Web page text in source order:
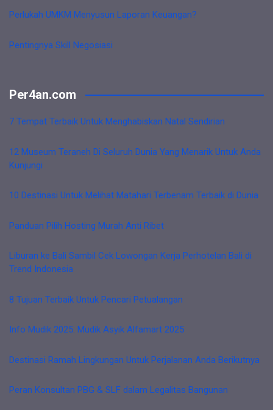
Perlukah UMKM Menyusun Laporan Keuangan?
Pentingnya Skill Negosiasi
Per4an.com
7 Tempat Terbaik Untuk Menghabiskan Natal Sendirian
12 Museum Teraneh Di Seluruh Dunia Yang Menarik Untuk Anda
Kunjungi
10 Destinasi Untuk Melihat Matahari Terbenam Terbaik di Dunia
Panduan Pilih Hosting Murah Anti Ribet
Liburan ke Bali Sambil Cek Lowongan Kerja Perhotelan Bali di
Trend Indonesia
8 Tujuan Terbaik Untuk Pencari Petualangan
Info Mudik 2025: Mudik Asyik Alfamart 2025
Destinasi Ramah Lingkungan Untuk Perjalanan Anda Berikutnya
Peran Konsultan PBG & SLF dalam Legalitas Bangunan